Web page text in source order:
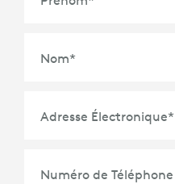
Nom*
Adresse Électronique*
Numéro de Téléphone